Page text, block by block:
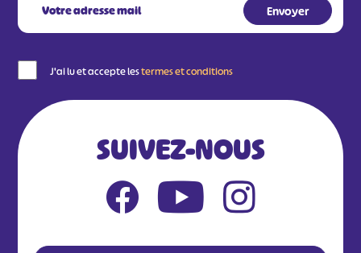
J'ai lu et accepte lestermes et conditions
SUIVEZ-NOUS